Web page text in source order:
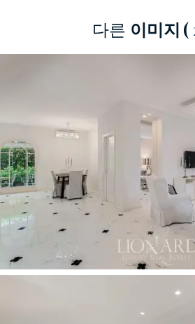
한 바닥과 거울 디테일이 있는
형 창문이 있는 베란다로 바로
간, 잘 갖춰진 디자이너 주방과
니다. 또한 1층에는 첫 번째 더
층에는 서비스 욕실이 있습니다.
위층
에는 수면 공간이 있으며
우아하고 넓은 침실 2개와 여
즐길 수 있는 라운지 공간이 있
라스가 특징입니다.
에는 주방이 딸린 넓은 거
와 샤워 시설을 갖춘 욕실로 구
습니다. 숙소 전체에는 에어컨,
다른 이미지 (